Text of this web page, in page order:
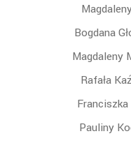
Bogdana
Magdaleny
Rafała
Pauliny